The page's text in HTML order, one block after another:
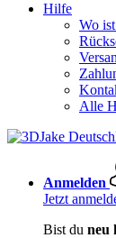
Hilfe
Wo
Alle
Anmelden
Jetzt
Bist du neu